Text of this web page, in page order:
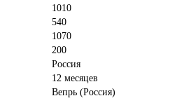
1010
540
1070
200
Россия
12 месяцев
Вепрь (Россия)